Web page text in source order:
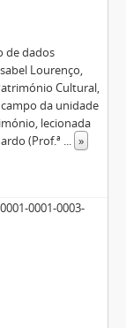
de dados
Lourenço,
Cultural,
da unidade
lecionada
(Prof.ª ... »
0001-0003-